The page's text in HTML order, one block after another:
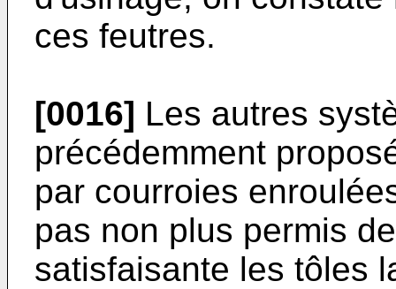
ces feutres.
[0016] Les autres
précédemment
par courroies
pas non plus permis
satisfaisante les tôles